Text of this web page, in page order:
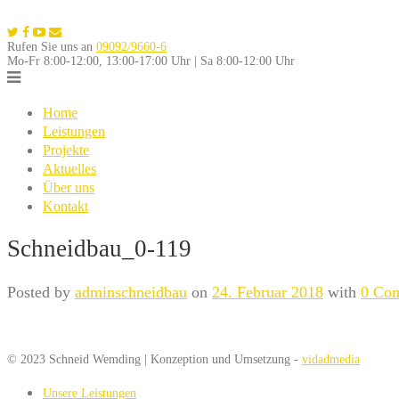
to
content
Rufen Sie uns an 09092/9660-6
Mo-Fr 8:00-12:00, 13:00-17:00 Uhr | Sa 8:00-12:00 Uhr
Home
Leistungen
Projekte
Aktuelles
Über uns
Kontakt
Schneidbau_0-119
Posted by adminschneidbau on 24. Februar 2018 with 0
© 2023 Schneid Wemding | Konzeption und Umsetzung - vidadmedia
Unsere Leistungen